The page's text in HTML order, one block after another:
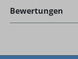
Bewertungen